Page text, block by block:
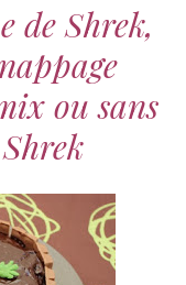
de Shrek,
ou sans